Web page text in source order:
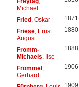
Freytag ,
Michael
Fried , Oskar 1871
Friese, Ernst
August
1880
Fromm-
Michaels, Ilse
1888
Frommel ,
Gerhard
1906